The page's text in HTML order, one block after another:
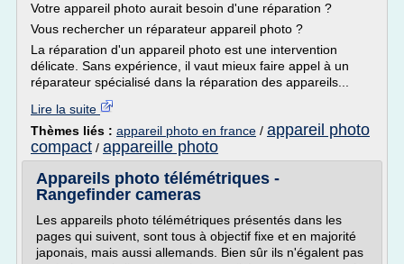
Votre appareil photo aurait besoin d'une réparation ?
Vous rechercher un réparateur appareil photo ?
La réparation d'un appareil photo est une intervention
délicate. Sans expérience, il vaut mieux faire appel à un
réparateur spécialisé dans la réparation des appareils...
Lire la suite
Thèmes liés : appareil photo en france / appareil photo
compact / appareille photo
Appareils photo télémétriques -
Rangefinder cameras
Les appareils photo télémétriques présentés dans les
pages qui suivent, sont tous à objectif fixe et en majorité
japonais, mais aussi allemands. Bien sûr ils n'égalent pas